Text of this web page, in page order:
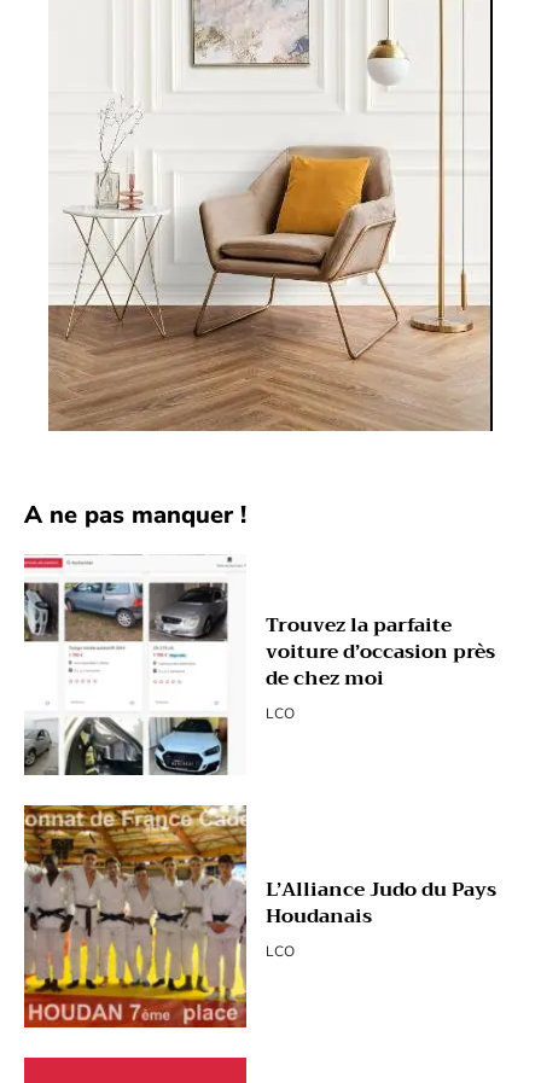
A ne pas manquer !
Trouvez la parfaite
voiture d’occasion près
de chez moi
LCO
L’Alliance Judo du Pays
Houdanais
LCO